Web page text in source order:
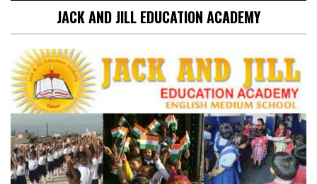
JACK AND JILL EDUCATION ACADEMY